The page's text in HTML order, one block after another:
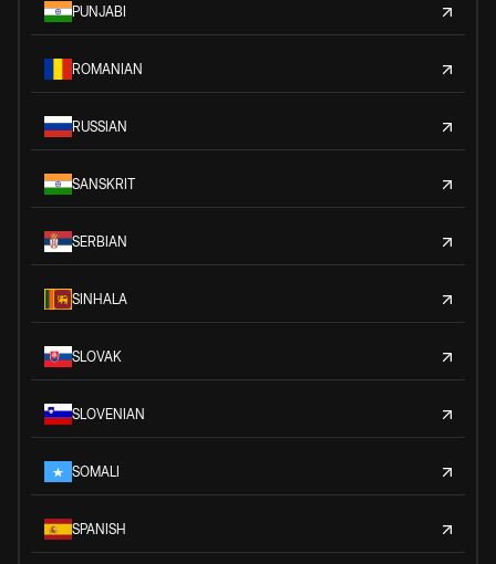
PUNJABI
ROMANIAN
RUSSIAN
SANSKRIT
SERBIAN
SINHALA
SLOVAK
SLOVENIAN
SOMALI
SPANISH